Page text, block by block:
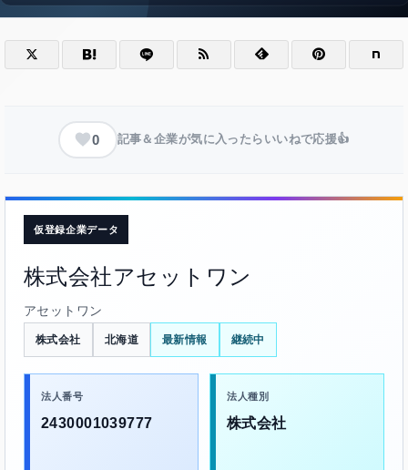
0 記事＆企業が気に入ったらいいねで応援👍
仮登録企業データ
株式会社アセットワン
アセットワン
株式会社 北海道 最新情報 継続中
法人番号
2430001039777
法人種別
株式会社